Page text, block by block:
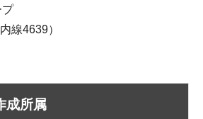
プ
線4639）
成所属